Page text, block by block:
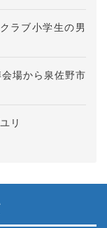
ラブ小学生の男
場から泉佐野市
リ